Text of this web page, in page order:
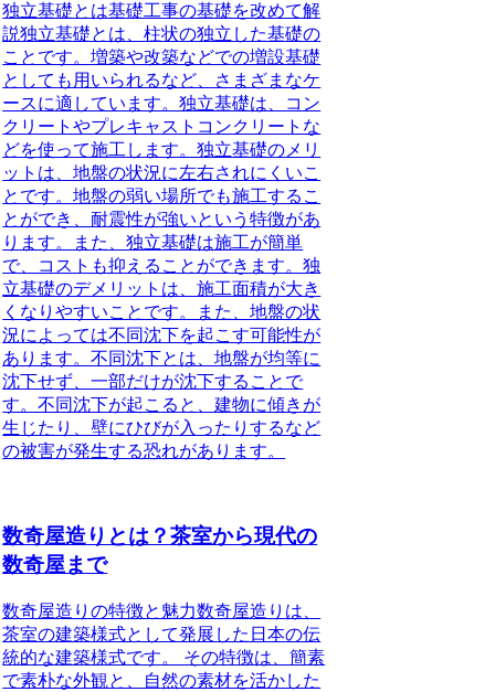
独立基礎とは基礎工事の基礎を改めて解
説独立基礎とは、柱状の独立した基礎の
ことです。増築や改築などでの増設基礎
としても用いられるなど、さまざまなケ
ースに適しています。独立基礎は、コン
クリートやプレキャストコンクリートな
どを使って施工します。独立基礎のメリ
ットは、地盤の状況に左右されにくいこ
とです。地盤の弱い場所でも施工するこ
とができ、耐震性が強いという特徴があ
ります。また、独立基礎は施工が簡単
で、コストも抑えることができます。独
立基礎のデメリットは、施工面積が大き
くなりやすいことです。また、地盤の状
況によっては不同沈下を起こす可能性が
あります。不同沈下とは、地盤が均等に
沈下せず、一部だけが沈下することで
す。不同沈下が起こると、建物に傾きが
生じたり、壁にひびが入ったりするなど
の被害が発生する恐れがあります。
数奇屋造りとは？茶室から現代の
数奇屋まで
数奇屋造りの特徴と魅力数奇屋造りは、
茶室の建築様式として発展した日本の伝
統的な建築様式です。 その特徴は、簡素
で素朴な外観と、自然の素材を活かした